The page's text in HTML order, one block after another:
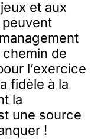
et aux
peuvent
de
l’exercice
fidèle à la
la
une source
!